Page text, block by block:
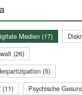
Medien (17)
(26)
(5)
(11)
Psychische